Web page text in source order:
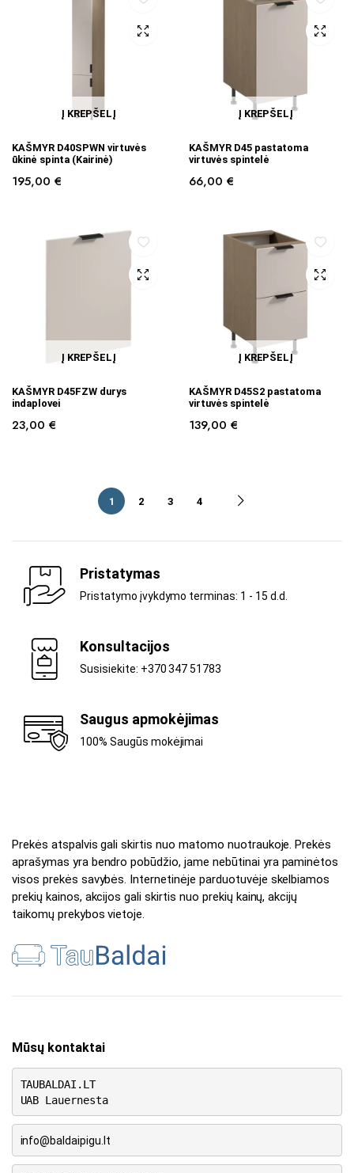
Į KREPŠELĮ
KAŠMYR D40SPWN virtuvės
ūkinė spinta (Kairinė)
195,00 €
Į KREPŠELĮ
KAŠMYR D45 pastatoma
virtuvės spintelė
66,00 €
Į KREPŠELĮ
KAŠMYR D45FZW durys
indaplovei
23,00 €
Į KREPŠELĮ
KAŠMYR D45S2 pastatoma
virtuvės spintelė
139,00 €
1 2 3 4
Pristatymas
Pristatymo įvykdymo terminas: 1 - 15 d.d.
Konsultacijos
Susisiekite: +370 347 51783
Saugus apmokėjimas
100% Saugūs mokėjimai
Prekės atspalvis gali skirtis nuo matomo nuotraukoje. Prekės
aprašymas yra bendro pobūdžio, jame nebūtinai yra paminėtos
visos prekės savybės. Internetinėje parduotuvėje skelbiamos
prekių kainos, akcijos gali skirtis nuo prekių kainų, akcijų
taikomų prekybos vietoje.
Mūsų kontaktai
TAUBALDAI.LT
UAB Lauernesta
info@baldaipigu.lt